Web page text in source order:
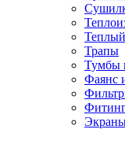
Трапы
Тумбы
Фаянс